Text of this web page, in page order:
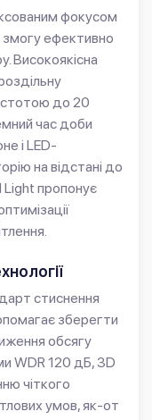
фокусом
ефективно
Високоякісна
до 20
час доби
і LED-
на відстані до
Light пропонує
стиснення
зберегти
обсягу
WDR 120 дБ, 3D
чіткого
умов, як-от